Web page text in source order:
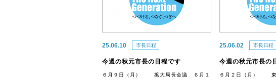
25.06.10 市長日程
今週の秋元市長の日程です
６月９日（月） 拡大局長会議 ６月１
25.06.02 市長日程
今週の秋元市長の
６月２日（月） 東